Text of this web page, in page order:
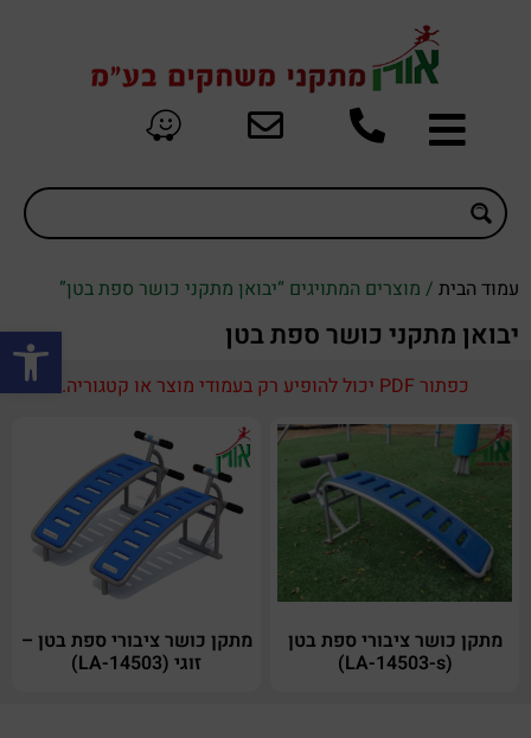
פתח
עמוד הבית / מוצרים המתויגים “יבואן מתקני כושר ספת בטן”
יבואן מתקני כושר ספת בטן
כפתור PDF יכול להופיע רק בעמודי מוצר או קטגוריה.
מתקן כושר ציבורי ספת בטן
(LA-14503-s)
מתקן כושר ציבורי ספת בטן –
זוגי (LA-14503)